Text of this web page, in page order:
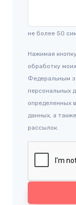
не более 50
Нажимая
обработку
Федеральным
персональных
определенных
данных, а
рассылок.